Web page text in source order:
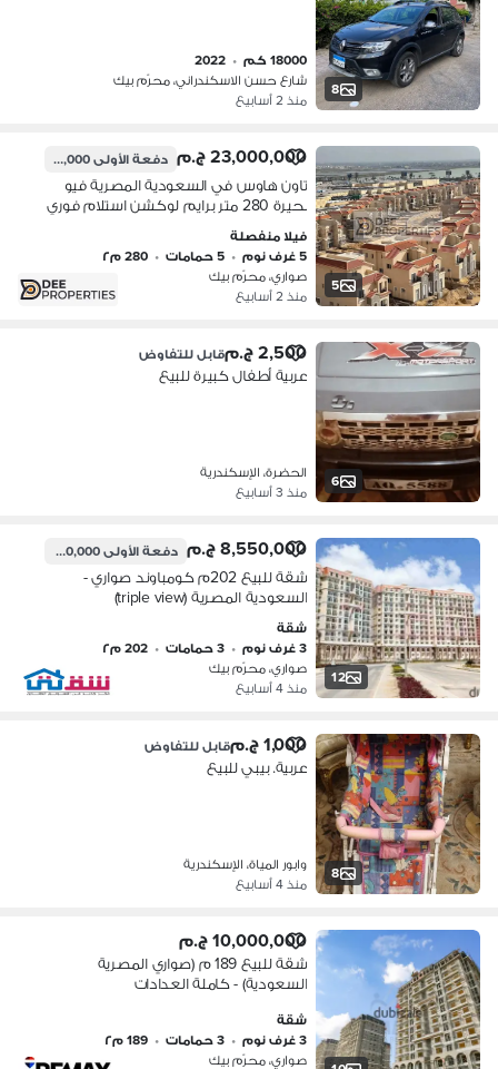
8
18000 كم •
2022
شارع حسن الاسكندراني، محرّم بيك
منذ 2 أسابيع
5
23,000,000 ج.م دفعة الأولى21,500,000 ج.م
تاون هاوس في السعودية المصرية فيو
بحيرة 280 متر برايم لوكشن استلام فوري
فيلا منفصلة
5 غرف نوم
• 5 حمامات • 280 م٢
صواري، محرّم بيك
منذ 2 أسابيع
6
2,500 ج.م قابل للتفاوض
عربية أطفال كبيرة للبيع
الحضرة، الإسكندرية
منذ 3 أسابيع
12
8,550,000 ج.م دفعة الأولى5,500,000 ج.م
شقة للبيع 202م كومباوند صواري -
السعودية المصرية (triple view)
شقة
3 غرف نوم
• 3 حمامات • 202 م٢
صواري، محرّم بيك
منذ 4 أسابيع
8
1,000 ج.م قابل للتفاوض
عربية. بيبي للبيع
وابور المياة، الإسكندرية
منذ 4 أسابيع
10,000,000 ج.م
شقة للبيع 189 م (صواري المصرية
السعودية) - كاملة العدادات
شقة
3 غرف نوم
• 3 حمامات • 189 م٢
صواري، محرّم بيك